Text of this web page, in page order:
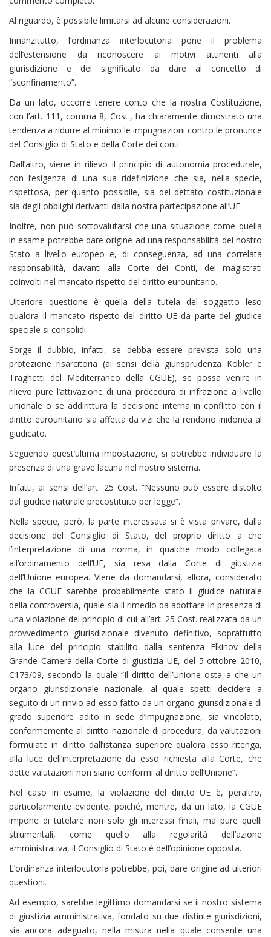
Al riguardo, è possibile limitarsi ad alcune considerazioni.
Innanzitutto, l’ordinanza interlocutoria pone il problema
dell’estensione da riconoscere ai motivi attinenti alla
giurisdizione e del significato da dare al concetto di
“sconfinamento”.
Da un lato, occorre tenere conto che la nostra Costituzione,
con l’art. 111, comma 8, Cost., ha chiaramente dimostrato una
tendenza a ridurre al minimo le impugnazioni contro le pronunce
del Consiglio di Stato e della Corte dei conti.
Dall’altro, viene in rilievo il principio di autonomia procedurale,
con l’esigenza di una sua ridefinizione che sia, nella specie,
rispettosa, per quanto possibile, sia del dettato costituzionale
sia degli obblighi derivanti dalla nostra partecipazione all’UE.
Inoltre, non può sottovalutarsi che una situazione come quella
in esame potrebbe dare origine ad una responsabilità del nostro
Stato a livello europeo e, di conseguenza, ad una correlata
responsabilità, davanti alla Corte dei Conti, dei magistrati
coinvolti nel mancato rispetto del diritto eurounitario.
Ulteriore questione è quella della tutela del soggetto leso
qualora il mancato rispetto del diritto UE da parte del giudice
speciale si consolidi.
Sorge il dubbio, infatti, se debba essere prevista solo una
protezione risarcitoria (ai sensi della giurisprudenza Köbler e
Traghetti del Mediterraneo della CGUE), se possa venire in
rilievo pure l’attivazione di una procedura di infrazione a livello
unionale o se addirittura la decisione interna in conflitto con il
diritto eurounitario sia affetta da vizi che la rendono inidonea al
giudicato.
Seguendo quest’ultima impostazione, si potrebbe individuare la
presenza di una grave lacuna nel nostro sistema.
Infatti, ai sensi dell’art. 25 Cost. “Nessuno può essere distolto
dal giudice naturale precostituito per legge”.
Nella specie, però, la parte interessata si è vista privare, dalla
decisione del Consiglio di Stato, del proprio diritto a che
l’interpretazione di una norma, in qualche modo collegata
all’ordinamento dell’UE, sia resa dalla Corte di giustizia
dell’Unione europea. Viene da domandarsi, allora, considerato
che la CGUE sarebbe probabilmente stato il giudice naturale
della controversia, quale sia il rimedio da adottare in presenza di
una violazione del principio di cui all’art. 25 Cost. realizzata da un
provvedimento giurisdizionale divenuto definitivo, soprattutto
alla luce del principio stabilito dalla sentenza Elkinov della
Grande Camera della Corte di giustizia UE, del 5 ottobre 2010,
C173/09, secondo la quale “Il diritto dell’Unione osta a che un
organo giurisdizionale nazionale, al quale spetti decidere a
seguito di un rinvio ad esso fatto da un organo giurisdizionale di
grado superiore adito in sede d’impugnazione, sia vincolato,
conformemente al diritto nazionale di procedura, da valutazioni
formulate in diritto dall’istanza superiore qualora esso ritenga,
alla luce dell’interpretazione da esso richiesta alla Corte, che
dette valutazioni non siano conformi al diritto dell’Unione”.
Nel caso in esame, la violazione del diritto UE è, peraltro,
particolarmente evidente, poiché, mentre, da un lato, la CGUE
impone di tutelare non solo gli interessi finali, ma pure quelli
strumentali, come quello alla regolarità dell’azione
amministrativa, il Consiglio di Stato è dell’opinione opposta.
L’ordinanza interlocutoria potrebbe, poi, dare origine ad ulteriori
questioni.
Ad esempio, sarebbe legittimo domandarsi se il nostro sistema
di giustizia amministrativa, fondato su due distinte giurisdizioni,
sia ancora adeguato, nella misura nella quale consente una